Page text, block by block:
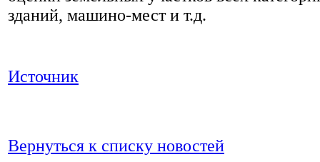
зданий, машино-мест и т.д.
Источник
Вернуться к списку новостей